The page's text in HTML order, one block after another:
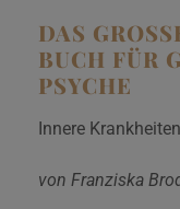
DAS
BUCH FÜR
PSYCHE
Innere
von Franziska